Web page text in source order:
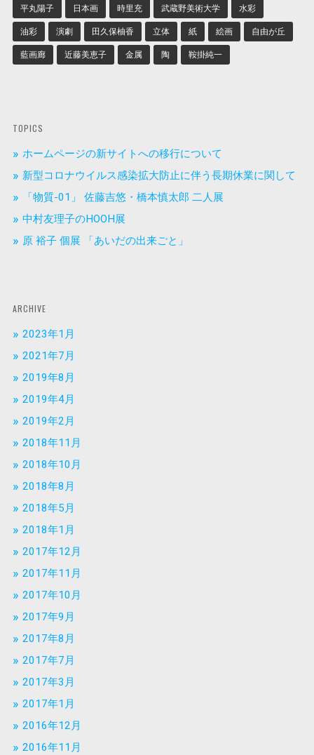
平丸陽子 日本画 時里充 武蔵野美術大学 水彩
油彩 演劇 田久保柚香 立体 紙 絵画 自由が丘
藍画廊 近藤美恵子 金属 陶 鞍掛純一
TOPICS
ホームページの新サイトへの移行について
新型コロナウイルス感染拡大防止に伴う長期休業に関して
「物質-01」 佐藤吉悠・橋本慎太郎 二人展
中村友理子のHOOH展
原 裕子 個展 「あいだの出来ごと」
ARCHIVE
2023年1月
2021年7月
2019年8月
2019年4月
2019年2月
2018年11月
2018年10月
2018年8月
2018年5月
2018年1月
2017年12月
2017年11月
2017年10月
2017年9月
2017年8月
2017年7月
2017年3月
2017年1月
2016年12月
2016年11月